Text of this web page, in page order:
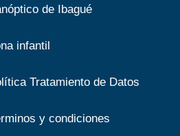
de Ibagué
infantil
Tratamiento de Datos
y condiciones